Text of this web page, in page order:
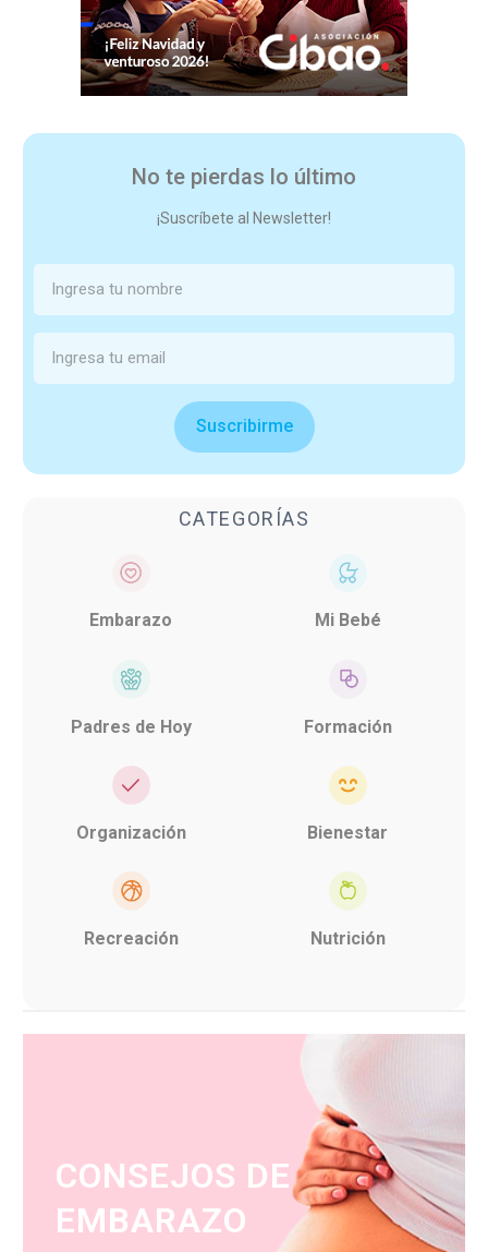
No te pierdas lo último
¡Suscríbete al Newsletter!
Suscribirme
CATEGORÍAS
Embarazo Mi Bebé
Padres de Hoy Formación
Organización Bienestar
Recreación Nutrición
CONSEJOS DE
EMBARAZO